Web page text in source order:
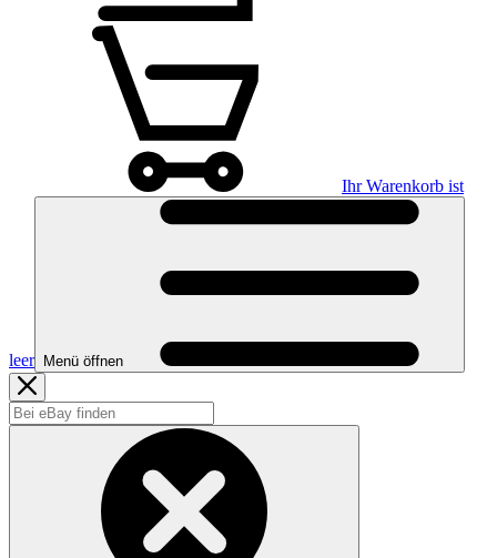
Ihr Warenkorb ist
leer Menü öffnen